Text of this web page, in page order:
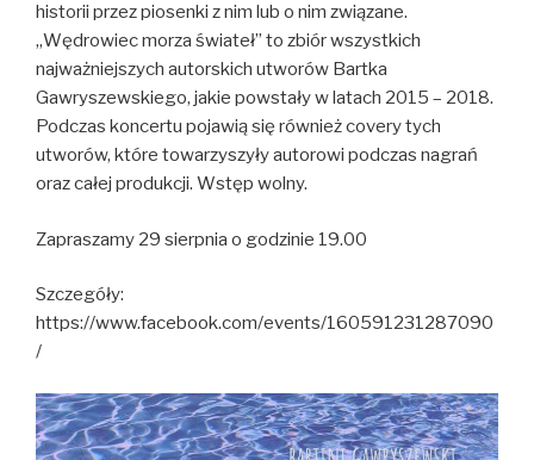
historii przez piosenki z nim lub o nim związane.
„Wędrowiec morza świateł” to zbiór wszystkich
najważniejszych autorskich utworów Bartka
Gawryszewskiego, jakie powstały w latach 2015 – 2018.
Podczas koncertu pojawią się również covery tych
utworów, które towarzyszyły autorowi podczas nagrań
oraz całej produkcji. Wstęp wolny.
Zapraszamy 29 sierpnia o godzinie 19.00
Szczegóły:
https://www.facebook.com/events/160591231287090
/